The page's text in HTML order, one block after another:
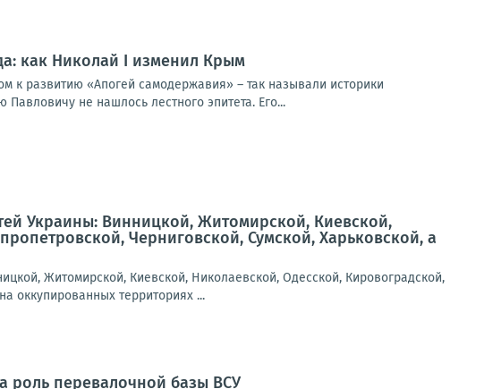
как Николай I изменил Крым
развитию «Апогей самодержавия» – так называли историки
не нашлось лестного эпитета. Его...
Украины: Винницкой, Житомирской, Киевской,
Черниговской, Сумской, Харьковской, а
Житомирской, Киевской, Николаевской, Одесской, Кировоградской,
оккупированных территориях ...
роль перевалочной базы ВСУ